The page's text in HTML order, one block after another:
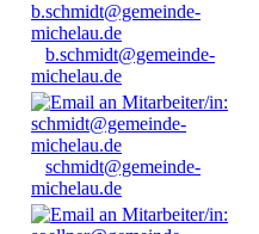
b.schmidt@gemeinde-
michelau.de
schmidt@gemeinde-
michelau.de